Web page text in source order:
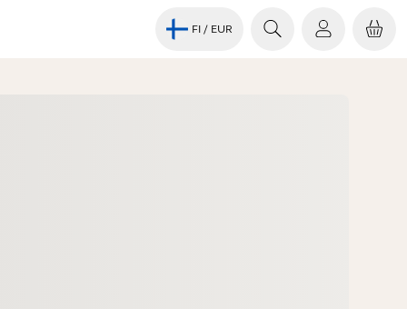
FI / EUR